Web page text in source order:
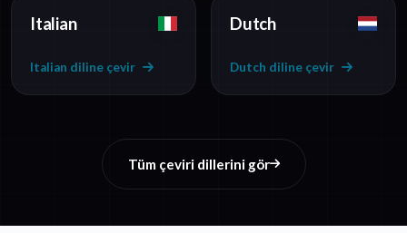
Italian
Italian diline çevir
Dutch
Dutch diline çevir
Tüm çeviri dillerini gör